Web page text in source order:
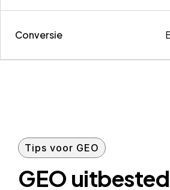
Conversie
Tips voor GEO
GEO